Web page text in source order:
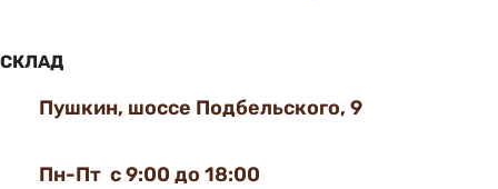
СКЛАД
Пушкин, шоссе Подбельского, 9
Пн-Пт с 9:00 до 18:00